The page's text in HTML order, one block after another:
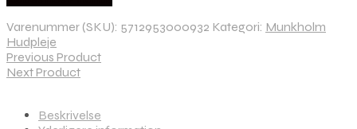
Varenummer (SKU): 5712953000932 Kategori: Munkholm
Hudpleje
Previous Product
Next Product
Beskrivelse